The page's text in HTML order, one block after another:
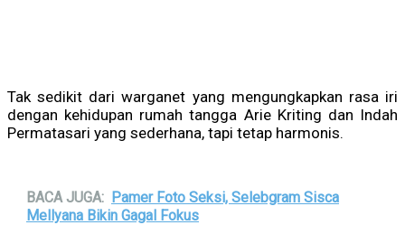
Tak sedikit dari warganet yang mengungkapkan rasa iri
dengan kehidupan rumah tangga Arie Kriting dan Indah
Permatasari yang sederhana, tapi tetap harmonis.
BACA JUGA: Pamer Foto Seksi, Selebgram Sisca
Mellyana Bikin Gagal Fokus